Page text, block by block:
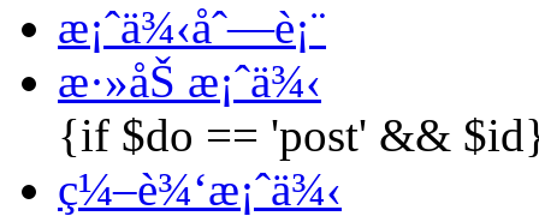
æ¡ˆä¾‹åˆ—è¡¨
æ·»åŠ æ¡ˆä¾‹
{if $do == 'post' &&
ç¼–è¾‘æ¡ˆä¾‹